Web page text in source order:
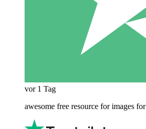
vor 1 Tag
awesome free resource for images